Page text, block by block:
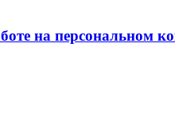
на персональном